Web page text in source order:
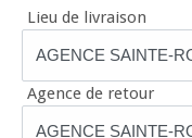
Lieu de livraison
Agence de retour